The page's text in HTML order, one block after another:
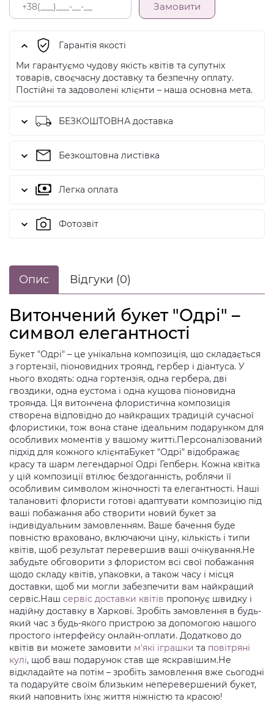
Замовити
Гарантія якості
Ми гарантуємо чудову якість квітів та супутніх
товарів, своєчасну доставку та безпечну оплату.
Постійні та задоволені клієнти – наша основна мета.
БЕЗКОШТОВНА доставка
Безкоштовна листівка
Легка оплата
Фотозвіт
Опис Відгуки (0)
Витончений букет "Одрі" –
символ елегантності
Букет "Одрі" – це унікальна композиція, що складається
з гортензії, піоновидних троянд, гербер і діантуса. У
нього входять: одна гортензія, одна гербера, дві
гвоздики, одна еустома і одна кущова піоновидна
троянда. Ця витончена флористична композиція
створена відповідно до найкращих традицій сучасної
флористики, тож вона стане ідеальним подарунком для
особливих моментів у вашому житті.Персоналізований
підхід для кожного клієнтаБукет "Одрі" відображає
красу та шарм легендарної Одрі Гепберн. Кожна квітка
у цій композиції втілює бездоганність, роблячи її
особливим символом жіночності та елегантності. Наші
талановиті флористи готові адаптувати композицію під
ваші побажання або створити новий букет за
індивідуальним замовленням. Ваше бачення буде
повністю враховано, включаючи ціну, кількість і типи
квітів, щоб результат перевершив ваші очікування.Не
забудьте обговорити з флористом всі свої побажання
щодо складу квітів, упаковки, а також часу і місця
доставки, щоб ми могли забезпечити вам найкращий
сервіс.Наш сервіс доставки квітів пропонує швидку і
надійну доставку в Харкові. Зробіть замовлення в будь-
який час з будь-якого пристрою за допомогою нашого
простого інтерфейсу онлайн-оплати. Додатково до
квітів ви можете замовити м'які іграшки та повітряні
кулі, щоб ваш подарунок став ще яскравішим.Не
відкладайте на потім – зробіть замовлення вже сьогодні
та подаруйте своїм близьким неперевершений букет,
який наповнить їхнє життя ніжністю та красою!